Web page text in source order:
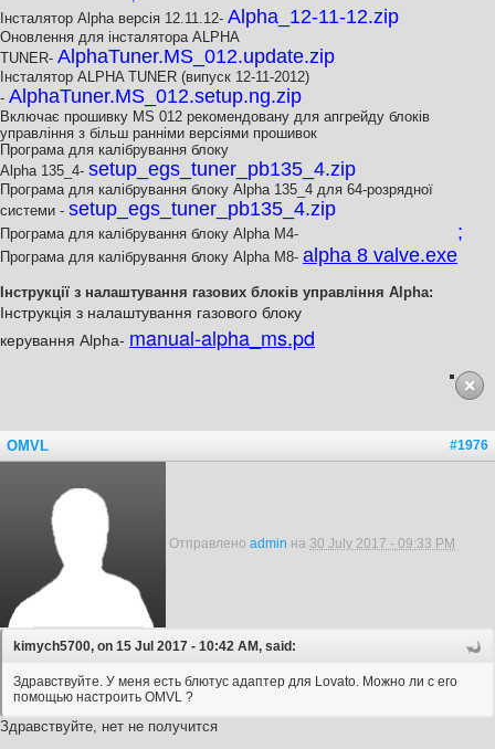
Інсталятор Alpha версія 12.11.12- Alpha_12-11-12.zip
Оновлення для інсталятора ALPHA
TUNER- AlphaTuner.MS_012.update.zip
Інсталятор ALPHA TUNER (випуск 12-11-2012)
- AlphaTuner.MS_012.setup.ng.zip
Включає прошивку MS 012 рекомендовану для апгрейду блоків
управління з більш ранніми версіями прошивок
Програма для калібрування блоку
Alpha 135_4- setup_egs_tuner_pb135_4.zip
Програма для калібрування блоку Alpha 135_4 для 64-розрядної
системи - setup_egs_tuner_pb135_4.zip
Програма для калібрування блоку Alpha М4- ;
Програма для калібрування блоку Alpha М8- alpha 8 valve.exe
Інструкції з налаштування газових блоків управління Alpha:
Інструкція з налаштування газового блоку
керування Alpha- manual-alpha_ms.pd
#1976
OMVL
Отправлено admin на 30 July 2017 - 09:33 PM
kimych5700, on 15 Jul 2017 - 10:42 AM, said:
Здравствуйте. У меня есть блютус адаптер для Lovato. Можно ли с его
помощью настроить OMVL ?
Здравствуйте, нет не получится